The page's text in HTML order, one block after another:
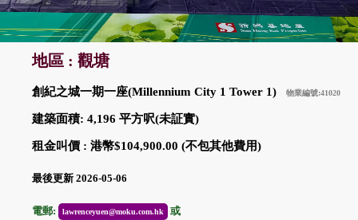
地區 : 觀塘
創紀之城一期一座(Millennium City 1 Tower 1) 物業編號:41020
建築面積: 4,196 平方呎(未証實)
租金叫價 : 港幣$104,900.00 (不包其他費用)
最後更新 2026-05-06
電郵: lawrenceyuen@moku.com.hk 或